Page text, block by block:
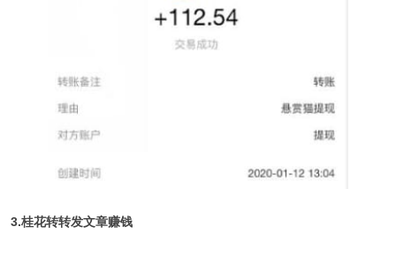
3.桂花转转发文章赚钱